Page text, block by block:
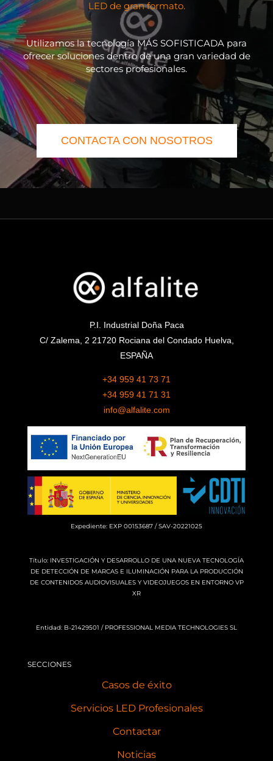
LED de gran formato.
Utilizamos la tecnología MÁS SOFISTICADA para
ofrecer soluciones dentro de una gran variedad de
sectores profesionales.
CONTACTA CON NOSOTROS
P.I. Industrial Doña Paca
C/ Zalema, 2 21720 Rociana del Condado Huelva,
ESPAÑA
+34 959 41 73 71
+34 959 41 71 31
info@alfalite.com
Expediente: EXP 00153687 / SAV-20221025
Título: INVESTIGACIÓN Y DESARROLLO DE UNA NUEVA TECNOLOGÍA
DE DETECCIÓN DE MARCAS E ILUMINACIÓN PARA LA PRODUCCIÓN
DE CONTENIDOS AUDIOVISUALES Y VIDEOJUEGOS EN ENTORNO VP
XR
Entidad: B-21429501 / PROFESSIONAL MEDIA TECHNOLOGIES SL
SECCIONES
Casos de éxito
Servicios LED Profesionales
Contactar
Noticias